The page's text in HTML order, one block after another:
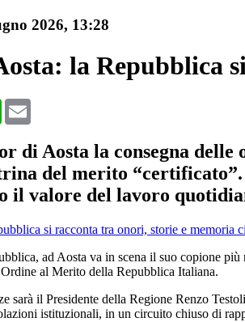
2026, 13:28
la Repubblica
WhatsApp
di Aosta la consegna
del merito
il valore del lavoro
ad Aosta va in scena il suo copione
al Merito della Repubblica Italiana.
sarà il Presidente della Regione Renzo
istituzionali, in un circuito chiuso di